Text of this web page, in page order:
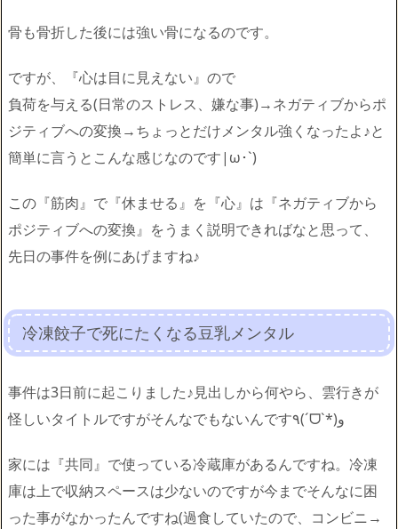
骨も骨折した後には強い骨になるのです。
ですが、『心は目に見えない』ので
負荷を与える(日常のストレス、嫌な事)→ネガティブからポ
ジティブへの変換→ちょっとだけメンタル強くなったよ♪と
簡単に言うとこんな感じなのです|ω･`)
この『筋肉』で『休ませる』を『心』は『ネガティブから
ポジティブへの変換』をうまく説明できればなと思って、
先日の事件を例にあげますね♪
冷凍餃子で死にたくなる豆乳メンタル
事件は3日前に起こりました♪見出しから何やら、雲行きが
怪しいタイトルですがそんなでもないんです٩(ˊᗜˋ*)و
家には『共同』で使っている冷蔵庫があるんですね。冷凍
庫は上で収納スペースは少ないのですが今までそんなに困
った事がなかったんですね(過食していたので、コンビニ→